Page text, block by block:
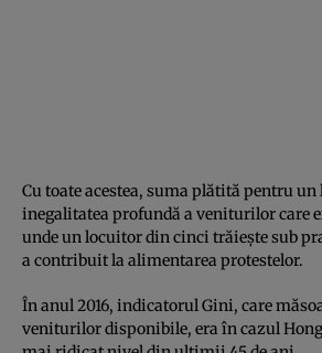
Cu toate acestea, suma plătită pentru un
inegalitatea profundă a veniturilor care
unde un locuitor din cinci trăieşte sub
a contribuit la alimentarea protestelor.
În anul 2016, indicatorul Gini, care
veniturilor disponibile, era în cazul